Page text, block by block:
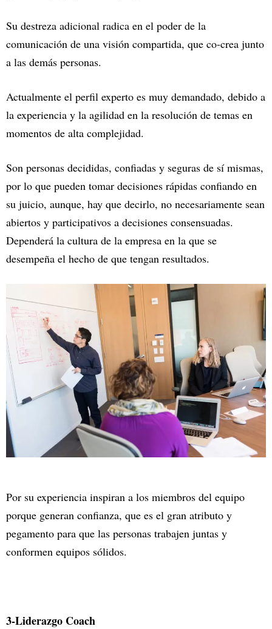
Su destreza adicional radica en el poder de la
comunicación de una visión compartida, que co-crea junto
a las demás personas.
Actualmente el perfil experto es muy demandado, debido a
la experiencia y la agilidad en la resolución de temas en
momentos de alta complejidad.
Son personas decididas, confiadas y seguras de sí mismas,
por lo que pueden tomar decisiones rápidas confiando en
su juicio, aunque, hay que decirlo, no necesariamente sean
abiertos y participativos a decisiones consensuadas.
Dependerá la cultura de la empresa en la que se
desempeña el hecho de que tengan resultados.
Por su experiencia inspiran a los miembros del equipo
porque generan confianza, que es el gran atributo y
pegamento para que las personas trabajen juntas y
conformen equipos sólidos.
3-Liderazgo Coach